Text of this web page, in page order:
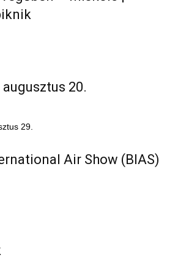
20.
29.
Air Show (BIAS)